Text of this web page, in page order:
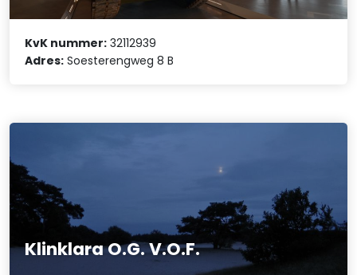
KvK nummer: 32112939
Adres: Soesterengweg 8 B
Klinklara O.G. V.O.F.